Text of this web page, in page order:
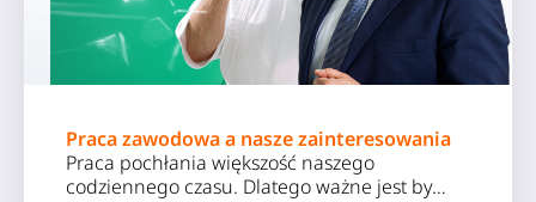
Praca zawodowa a nasze zainteresowania
Praca pochłania większość naszego
codziennego czasu. Dlatego ważne jest by…